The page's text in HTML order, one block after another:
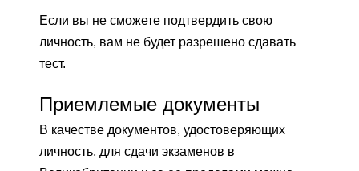
Если вы не сможете подтвердить свою
личность, вам не будет разрешено сдавать
тест.
Приемлемые документы
В качестве документов, удостоверяющих
личность, для сдачи экзаменов в